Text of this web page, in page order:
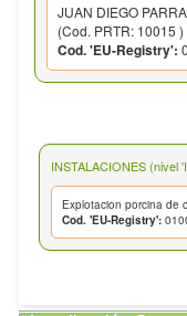
JUAN DIEGO
(Cod. PRTR: 10015 )
Cod. 'EU-Registry':
INSTALACIONES (nivel
Explotacion porcina de
Cod. 'EU-Registry':